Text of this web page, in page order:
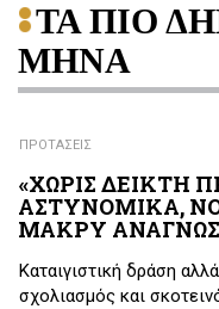
ΤΑ ΠΙΟ
ΜΗΝΑ
ΠΡΟΤΑΣΕΙΣ
«ΧΩΡΙΣ ΔΕΙΚΤΗ
ΑΣΤΥΝΟΜΙΚΑ,
ΜΑΚΡΥ
Καταιγιστική δράση
σχολιασμός και